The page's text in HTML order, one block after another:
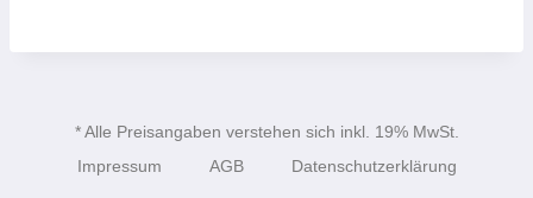
* Alle Preisangaben verstehen sich inkl. 19% MwSt.
Impressum
AGB Datenschutzerklärung